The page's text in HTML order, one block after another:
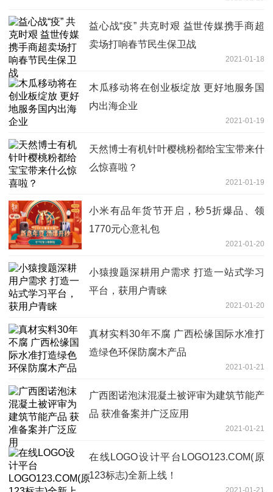
益心战“疫” 共克时艰 益世传媒携手商超
卖场打响春节民生保卫战
2021-01-18
木瓜移动将在创业板绽放 更好地服务国
内出海企业
2021-01-19
天然博士有机针叶樱桃粉都给宝宝带来什
么惊喜啦？
2021-01-19
小米有品年货节开启，秒5折爆品、领
1770元心意礼包
2021-01-20
小猿搜题深耕用户需求 打造一站式学习
平台，获用户青睐
2021-01-20
真材实料30年不腐 广西松缘国际水准打
造绿色环保防腐木产品
2021-01-21
广西图诺泡沫混凝土被评审为建筑节能产
品 获准备案并广泛应用
2021-01-21
在线LOGO设计平台LOGO123.COM(原
123标志)全新上线！
2021-01-21